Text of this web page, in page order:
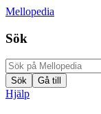
Mellopedia
Sök
Hjälp